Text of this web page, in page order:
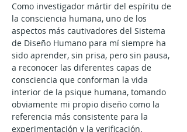
Como investigador mártir del espíritu de
la consciencia humana, uno de los
aspectos más cautivadores del Sistema
de Diseño Humano para mí siempre ha
sido aprender, sin prisa, pero sin pausa,
a reconocer las diferentes capas de
consciencia que conforman la vida
interior de la psique humana, tomando
obviamente mi propio diseño como la
referencia más consistente para la
experimentación y la verificación.